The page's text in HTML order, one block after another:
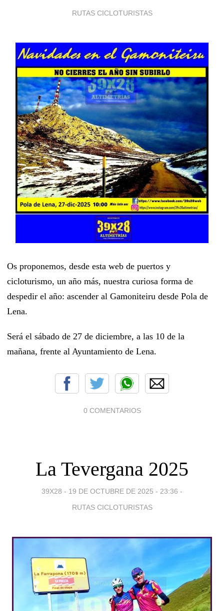
RUTAS CICLOTURISTAS
Os proponemos, desde esta web de puertos y
cicloturismo, un año más, nuestra curiosa forma de
despedir el año: ascender al Gamoniteiru desde Pola de
Lena.
Será el sábado de 27 de diciembre, a las 10 de la
mañana, frente al Ayuntamiento de Lena.
0 COMENTARIOS
La Tevergana 2025
39X28 - 19 DE OCTUBRE DE 2025 - 23:36 -
RUTAS CICLOTURISTAS